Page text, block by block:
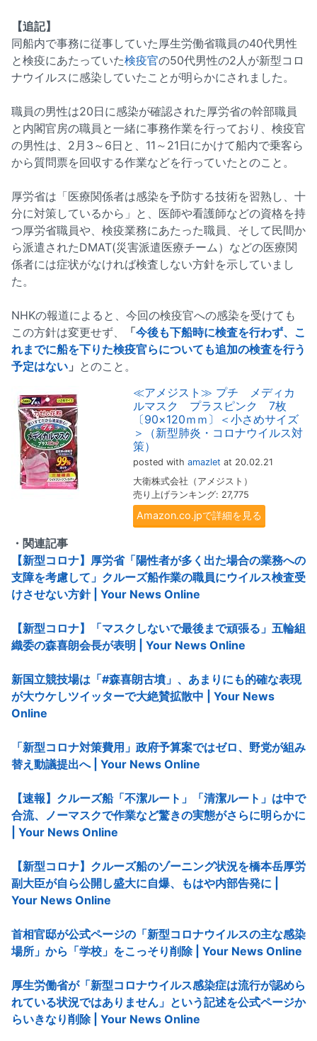
【追記】
同船内で事務に従事していた厚生労働省職員の40代男性
と検疫にあたっていた検疫官の50代男性の2人が新型コロ
ナウイルスに感染していたことが明らかにされました。
職員の男性は20日に感染が確認された厚労省の幹部職員
と内閣官房の職員と一緒に事務作業を行っており、検疫官
の男性は、2月3～6日と、11～21日にかけて船内で乗客ら
から質問票を回収する作業などを行っていたとのこと。
厚労省は「医療関係者は感染を予防する技術を習熟し、十
分に対策しているから」と、医師や看護師などの資格を持
つ厚労省職員や、検疫業務にあたった職員、そして民間か
ら派遣されたDMAT(災害派遣医療チーム）などの医療関
係者には症状がなければ検査しない方針を示していまし
た。
NHKの報道によると、今回の検疫官への感染を受けても
この方針は変更せず、
「今後も下船時に検査を行わず、こ
れまでに船を下りた検疫官らについても追加の検査を行う
予定はない 」 とのこと。
≪アメジスト≫ プチ メディカ
ルマスク プラスピンク 7枚
〔90×120ｍｍ〕＜小さめサイズ
＞（新型肺炎・コロナウイルス対
策）
posted with amazlet at 20.02.21
大衛株式会社（アメジスト）
売り上げランキング: 27,775
Amazon.co.jpで詳細を見る
・関連記事
【新型コロナ】厚労省「陽性者が多く出た場合の業務への
支障を考慮して」クルーズ船作業の職員にウイルス検査受
けさせない方針 | Your News Online
【新型コロナ】「マスクしないで最後まで頑張る」五輪組
織委の森喜朗会長が表明 | Your News Online
新国立競技場は「#森喜朗古墳」、あまりにも的確な表現
が大ウケしツイッターで大絶賛拡散中 | Your News
Online
「新型コロナ対策費用」政府予算案ではゼロ、野党が組み
替え動議提出へ | Your News Online
【速報】クルーズ船「不潔ルート」「清潔ルート」は中で
合流、ノーマスクで作業など驚きの実態がさらに明らかに
| Your News Online
【新型コロナ】クルーズ船のゾーニング状況を橋本岳厚労
副大臣が自ら公開し盛大に自爆、もはや内部告発に |
Your News Online
首相官邸が公式ページの「新型コロナウイルスの主な感染
場所」から「学校」をこっそり削除 | Your News Online
厚生労働省が「新型コロナウイルス感染症は流行が認めら
れている状況ではありません」という記述を公式ページか
らいきなり削除 | Your News Online